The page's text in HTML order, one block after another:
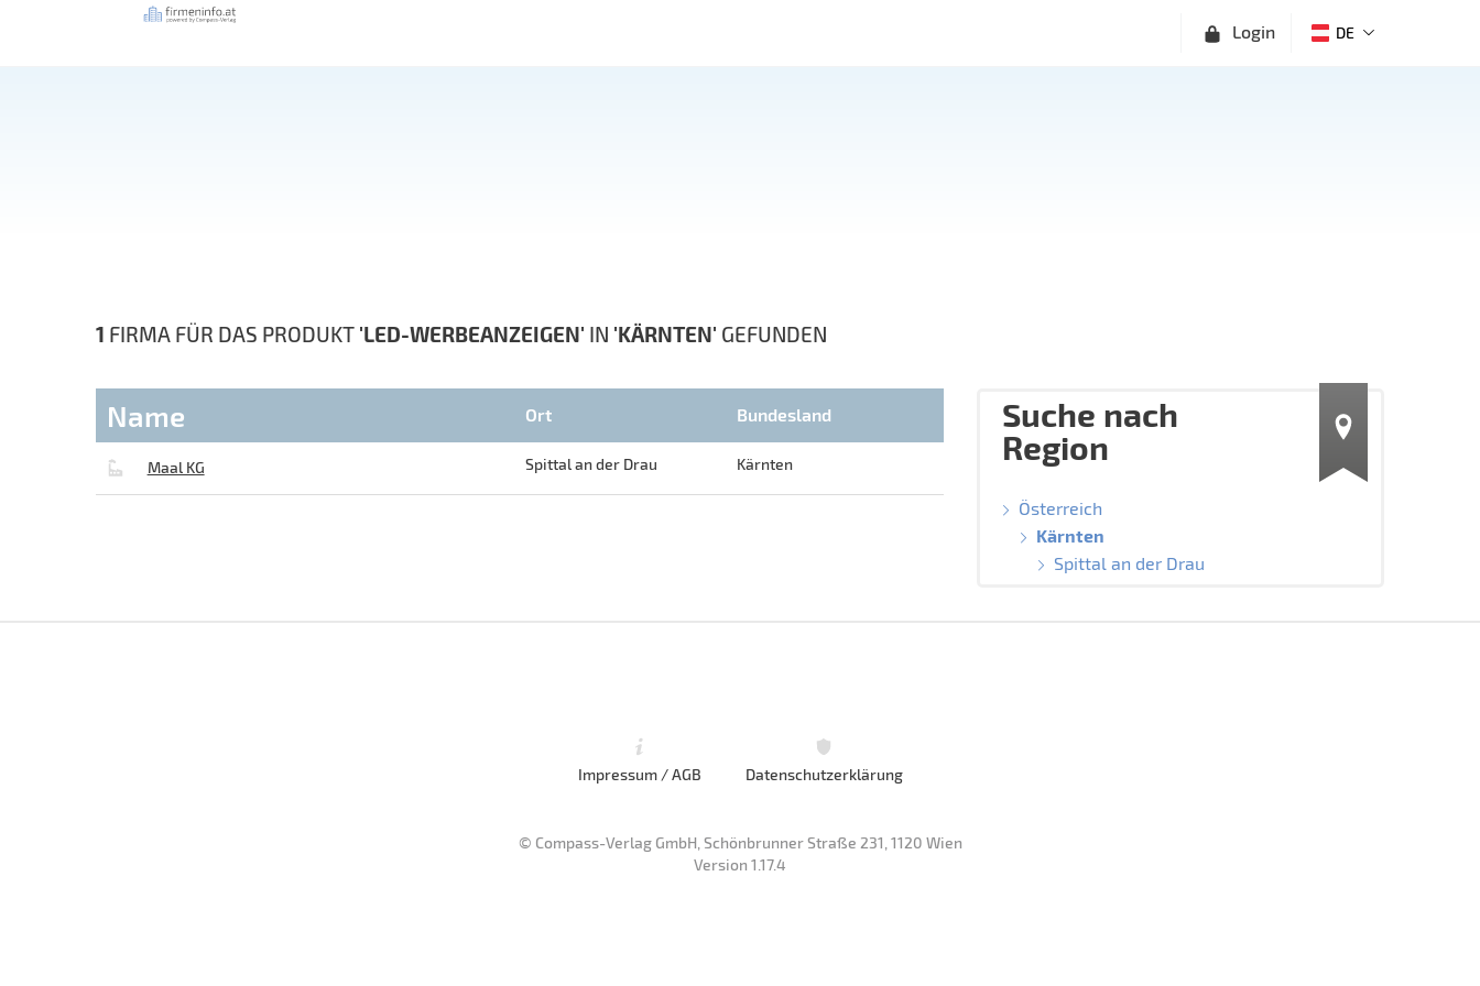
Login DE
1 FIRMA FÜR DAS PRODUKT 'LED-WERBEANZEIGEN' IN 'KÄRNTEN' GEFUNDEN
Name Ort Bundesland
Maal KG Spittal an der Drau Kärnten
Suche nach
Region
Österreich
Kärnten
Spittal an der Drau
Impressum / AGB Datenschutzerklärung
© Compass-Verlag GmbH, Schönbrunner Straße 231, 1120 Wien
Version 1.17.4